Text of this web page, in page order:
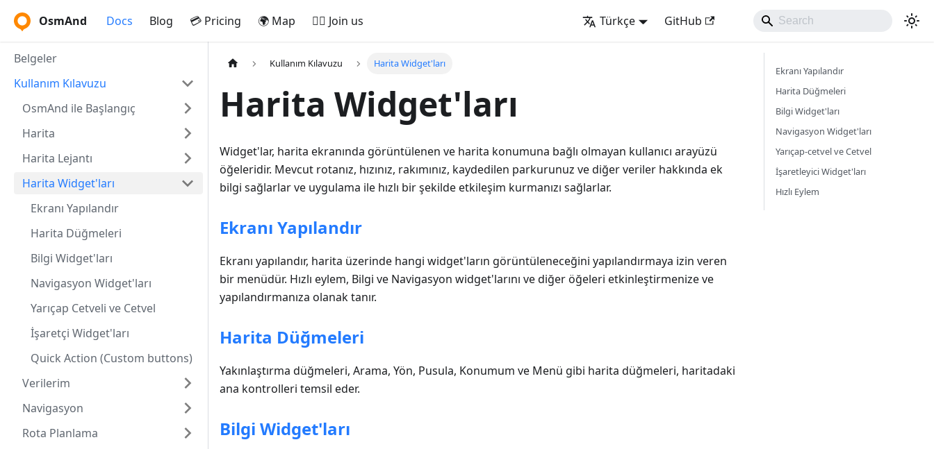
OsmAnd Docs Blog 💳 Pricing 🌍 Map 🚵‍♂️ Join us Türkçe GitHub
Belgeler
Kullanım Kılavuzu
OsmAnd ile Başlangıç
Harita
Harita Lejantı
Harita Widget'ları
Ekranı Yapılandır
Harita Düğmeleri
Bilgi Widget'ları
Navigasyon Widget'ları
Yarıçap Cetveli ve Cetvel
İşaretçi Widget'ları
Quick Action (Custom buttons)
Verilerim
Navigasyon
Rota Planlama
Kullanım Kılavuzu Harita Widget'ları
Harita Widget'ları
Widget'lar, harita ekranında görüntülenen ve harita konumuna bağlı olmayan kullanıcı arayüzü
öğeleridir. Mevcut rotanız, hızınız, rakımınız, kaydedilen parkurunuz ve diğer veriler hakkında ek
bilgi sağlarlar ve uygulama ile hızlı bir şekilde etkileşim kurmanızı sağlarlar.
Ekranı Yapılandır
Ekranı yapılandır, harita üzerinde hangi widget'ların görüntüleneceğini yapılandırmaya izin veren
bir menüdür. Hızlı eylem, Bilgi ve Navigasyon widget'larını ve diğer öğeleri etkinleştirmenize ve
yapılandırmanıza olanak tanır.
Harita Düğmeleri
Yakınlaştırma düğmeleri, Arama, Yön, Pusula, Konumum ve Menü gibi harita düğmeleri, haritadaki
ana kontrolleri temsil eder.
Bilgi Widget'ları
Ekranı Yapılandır
Harita Düğmeleri
Bilgi Widget'ları
Navigasyon Widget'ları
Yarıçap-cetvel ve Cetvel
İşaretleyici Widget'ları
Hızlı Eylem